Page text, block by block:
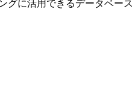
グに活用できるデータベース